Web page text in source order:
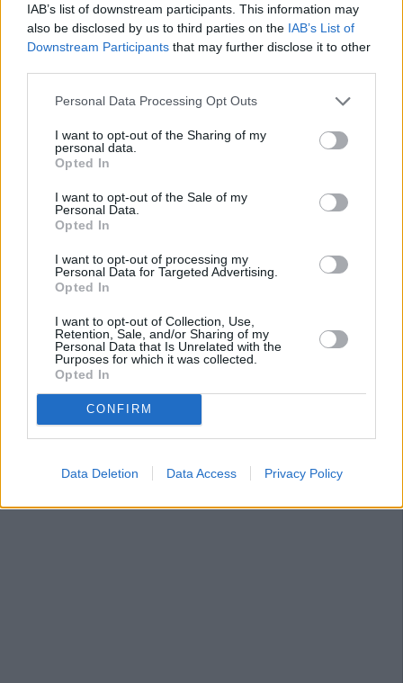
IAB’s list of downstream participants. This information may
also be disclosed by us to third parties on the IAB’s List of
Downstream Participants that may further disclose it to other
Personal Data Processing Opt Outs
I want to opt-out of the Sharing of my
personal data.
Opted In
I want to opt-out of the Sale of my
Personal Data.
Opted In
I want to opt-out of processing my
Personal Data for Targeted Advertising.
Opted In
I want to opt-out of Collection, Use,
Retention, Sale, and/or Sharing of my
Personal Data that Is Unrelated with the
Purposes for which it was collected.
Opted In
CONFIRM
Data Deletion Data Access Privacy Policy